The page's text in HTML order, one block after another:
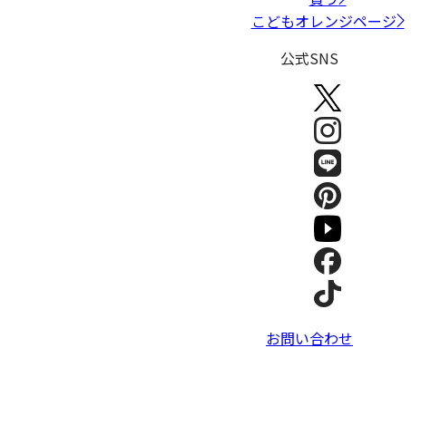
こどもオレンジページ
公式SNS
お問い合わせ